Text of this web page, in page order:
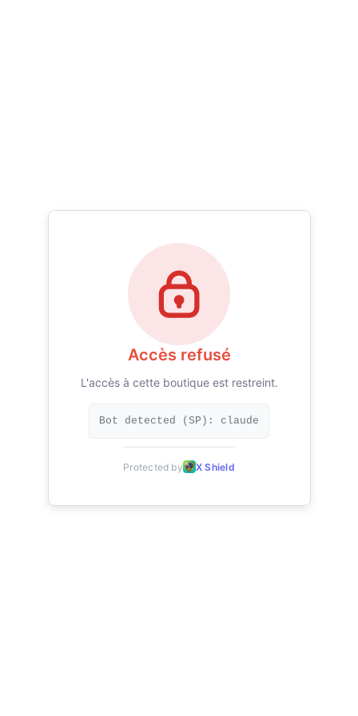
Accès refusé
L'accès à cette boutique est restreint.
Bot detected (SP): claude
Protected by X Shield